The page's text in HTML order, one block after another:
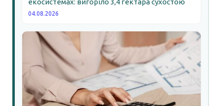
екосистемах: вигоріло 3,4 гектара сухостою
04.08.2026